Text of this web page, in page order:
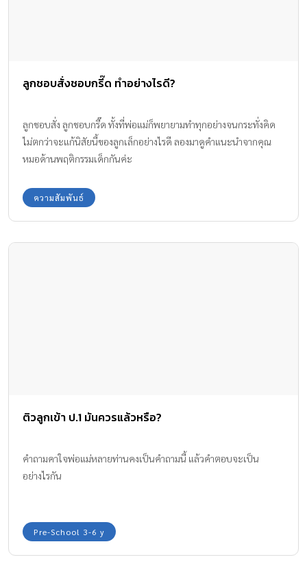
ลูกชอบสั่งชอบกรี๊ด ทำอย่างไรดี?
ลูกชอบสั่ง ลูกชอบกรี๊ด ทั้งที่พ่อแม่ก็พยายามทำทุกอย่างจนกระทั่งคิด
ไม่ตกว่าจะแก้นิสัยนี้ของลูกเล็กอย่างไรดี ลองมาดูคำแนะนำจากคุณ
หมอด้านพฤติกรรมเด็กกันค่ะ
ความสัมพันธ์
ติวลูกเข้า ป.1 มันควรแล้วหรือ?
คำถามคาใจพ่อแม่หลายท่านคงเป็นคำถามนี้ แล้วคำตอบจะเป็น
อย่างไรกัน
Pre-School 3-6 y